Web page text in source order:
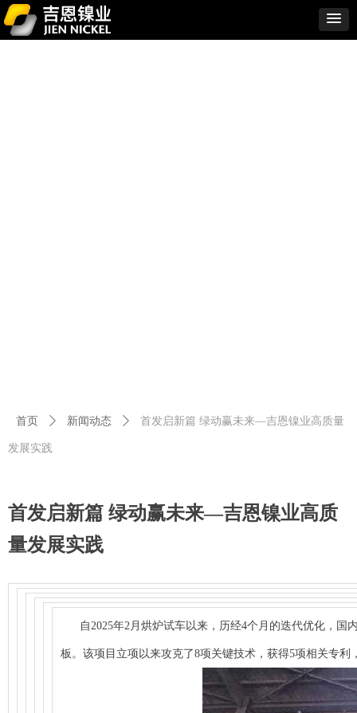
首发启新篇 绿动赢未来—吉恩镍业高质
量发展实践
自2025年2月烘炉试车以来，历经4个月的迭代优化，国
板。该项目立项以来攻克了8项关键技术，获得5项相关专
首页 ꄲ 新闻动态 ꄲ 首发启新篇 绿动赢未来—吉恩镍业高质量
发展实践